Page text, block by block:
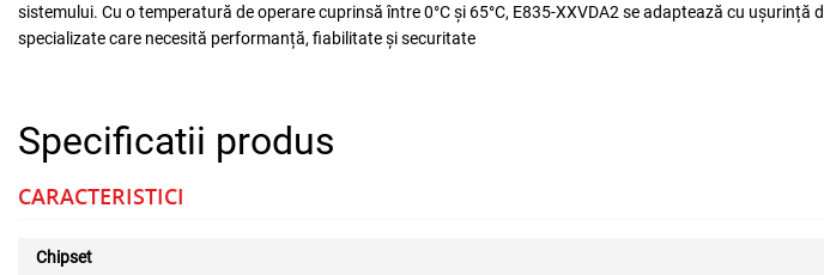
sistemului. Cu o temperatură de operare cuprinsă între 0°C și 65°C, E835-XXVDA2 se adaptează cu
specializate care necesită performanță, fiabilitate și securitate
Specificatii produs
CARACTERISTICI
Chipset